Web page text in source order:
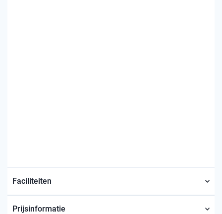
Faciliteiten
Prijsinformatie